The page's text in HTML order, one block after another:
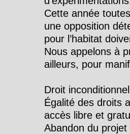
Cette année
une opposition
pour l’habitat
Nous appelons à
ailleurs, pour
Droit
Égalité des droits
accès libre et
Abandon du